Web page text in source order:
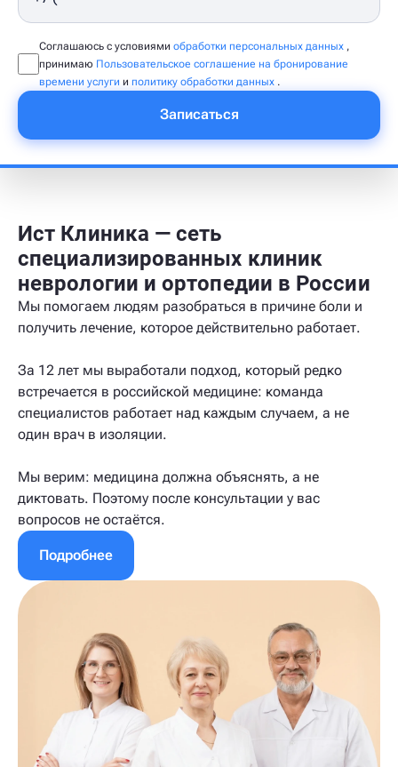
Соглашаюсь с условиями обработки персональных данных ,
принимаю Пользовательское соглашение на бронирование
времени услуги и политику обработки данных .
Записаться
Ист Клиника — сеть
специализированных клиник
неврологии и ортопедии в России
Мы помогаем людям разобраться в причине боли и
получить лечение, которое действительно работает.
За 12 лет мы выработали подход, который редко
встречается в российской медицине: команда
специалистов работает над каждым случаем, а не
один врач в изоляции.
Мы верим: медицина должна объяснять, а не
диктовать. Поэтому после консультации у вас
вопросов не остаётся.
Подробнее